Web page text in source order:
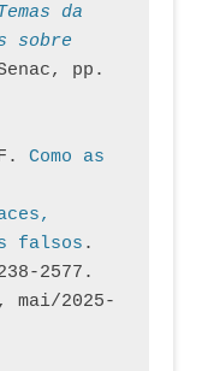
da
sobre
pp.
Como as
falsos
2577.
2025-